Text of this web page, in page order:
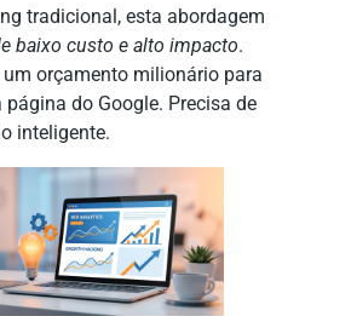
tradicional, esta abordagem
baixo custo e alto impacto.
orçamento milionário para
do Google. Precisa de
inteligente.